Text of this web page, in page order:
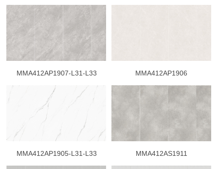
MMA412AP1907-L31-L33 MMA412AP1906
MMA412AP1905-L31-L33 MMA412AS1911